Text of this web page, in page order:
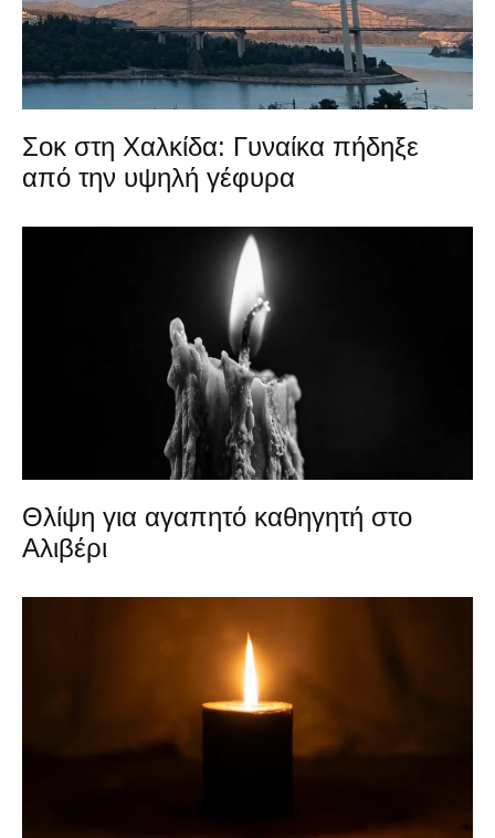
Σοκ στη Χαλκίδα: Γυναίκα πήδηξε
από την υψηλή γέφυρα
Θλίψη για αγαπητό καθηγητή στο
Αλιβέρι